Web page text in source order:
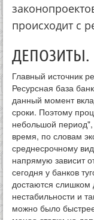
происходит с
ДЕПОЗИТЫ.
Главный источник
Ресурсная база
данный момент
сроки. Поэтому
небольшой
время, по словам
среднесрочному
напрямую зависит
сегодня у банков
достаются слишком
нестабильности и
можно было